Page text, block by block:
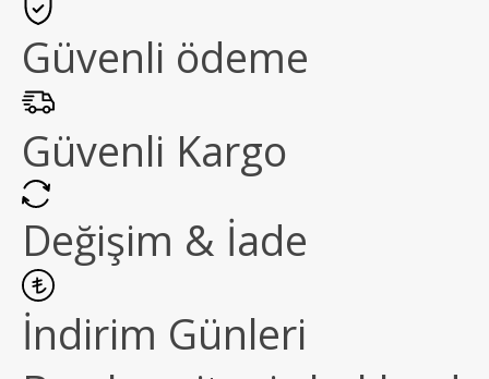
Güvenli ödeme
Güvenli Kargo
Değişim & İade
İndirim Günleri